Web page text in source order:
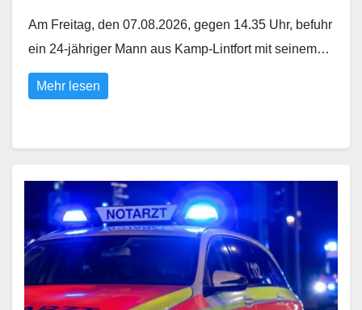
Am Freitag, den 07.08.2026, gegen 14.35 Uhr, befuhr
ein 24-jähriger Mann aus Kamp-Lintfort mit seinem…
Mehr lesen